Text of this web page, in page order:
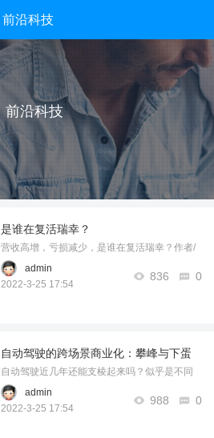
前沿科技
前沿科技
是谁在复活瑞幸？
营收高增，亏损减少，是谁在复活瑞幸？作者/
叶子编辑/子雨出品/新摘商业评论瑞幸不仅活
了，还活得挺好。昨日，瑞幸咖啡公布了2021
admin
2022-3-25 17:54
836 0
自动驾驶的跨场景商业化：攀峰与下蛋
自动驾驶近几年还能支棱起来吗？似乎是不同
于ADAS市场近来常常琢磨L2++或者L2 Plus那
般“妖艳”，L4一直都是智能驾驶中最人狠话不多
admin
2022-3-25 17:54
988 0